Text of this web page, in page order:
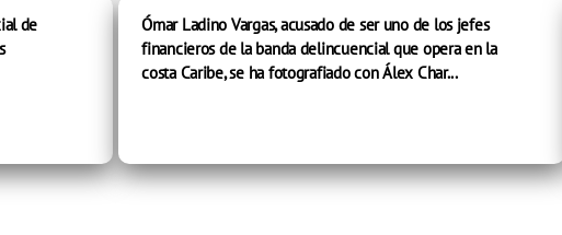
de
Ómar Ladino Vargas, acusado de ser uno de los jefes
financieros de la banda delincuencial que opera en la
costa Caribe, se ha fotografiado con Álex Char...